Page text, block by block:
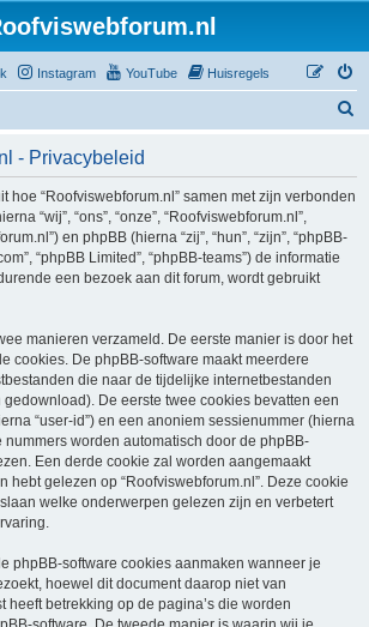
Instagram YouTube Huisregels
- Privacybeleid
hoe “Roofviswebforum.nl” samen met zijn verbonden
“wij”, “ons”, “onze”, “Roofviswebforum.nl”,
en phpBB (hierna “zij”, “hun”, “zijn”, “phpBB-
“phpBB Limited”, “phpBB-teams”) de informatie
een bezoek aan dit forum, wordt gebruikt
manieren verzameld. De eerste manier is door het
cookies. De phpBB-software maakt meerdere
die naar de tijdelijke internetbestanden
De eerste twee cookies bevatten een
“user-id”) en een anoniem sessienummer (hierna
nummers worden automatisch door de phpBB-
Een derde cookie zal worden aangemaakt
hebt gelezen op “Roofviswebforum.nl”. Deze cookie
welke onderwerpen gelezen zijn en verbetert
phpBB-software cookies aanmaken wanneer je
hoewel dit document daarop niet van
heeft betrekking op de pagina’s die worden